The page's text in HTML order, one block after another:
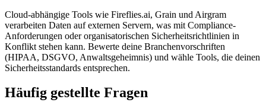
Cloud-abhängige Tools wie Fireflies.ai, Grain und Airgram
verarbeiten Daten auf externen Servern, was mit Compliance-
Anforderungen oder organisatorischen Sicherheitsrichtlinien in
Konflikt stehen kann. Bewerte deine Branchenvorschriften
(HIPAA, DSGVO, Anwaltsgeheimnis) und wähle Tools, die deinen
Sicherheitsstandards entsprechen.
Häufig gestellte Fragen